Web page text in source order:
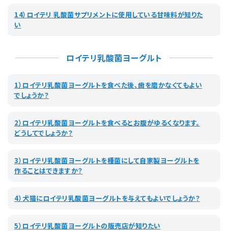
14）ロイテリ 乳酸菌サプリメントに使用している甘味料が知りた
い
ロイテリ乳酸菌ヨーグルト
1）ロイテリ乳酸菌ヨーグルトを食べた後、歯を磨かなくてもよい
でしょうか？
2）ロイテリ乳酸菌ヨーグルトを食べるとお腹がゆるくなります。
どうしてでしょうか？
3）ロイテリ乳酸菌ヨーグルトを種菌にして自家製ヨーグルトを
作ることはできますか？
4）犬猫にロイテリ乳酸菌ヨーグルトを与えてもよいでしょうか？
5）ロイテリ乳酸菌ヨーグルトの販売店が知りたい